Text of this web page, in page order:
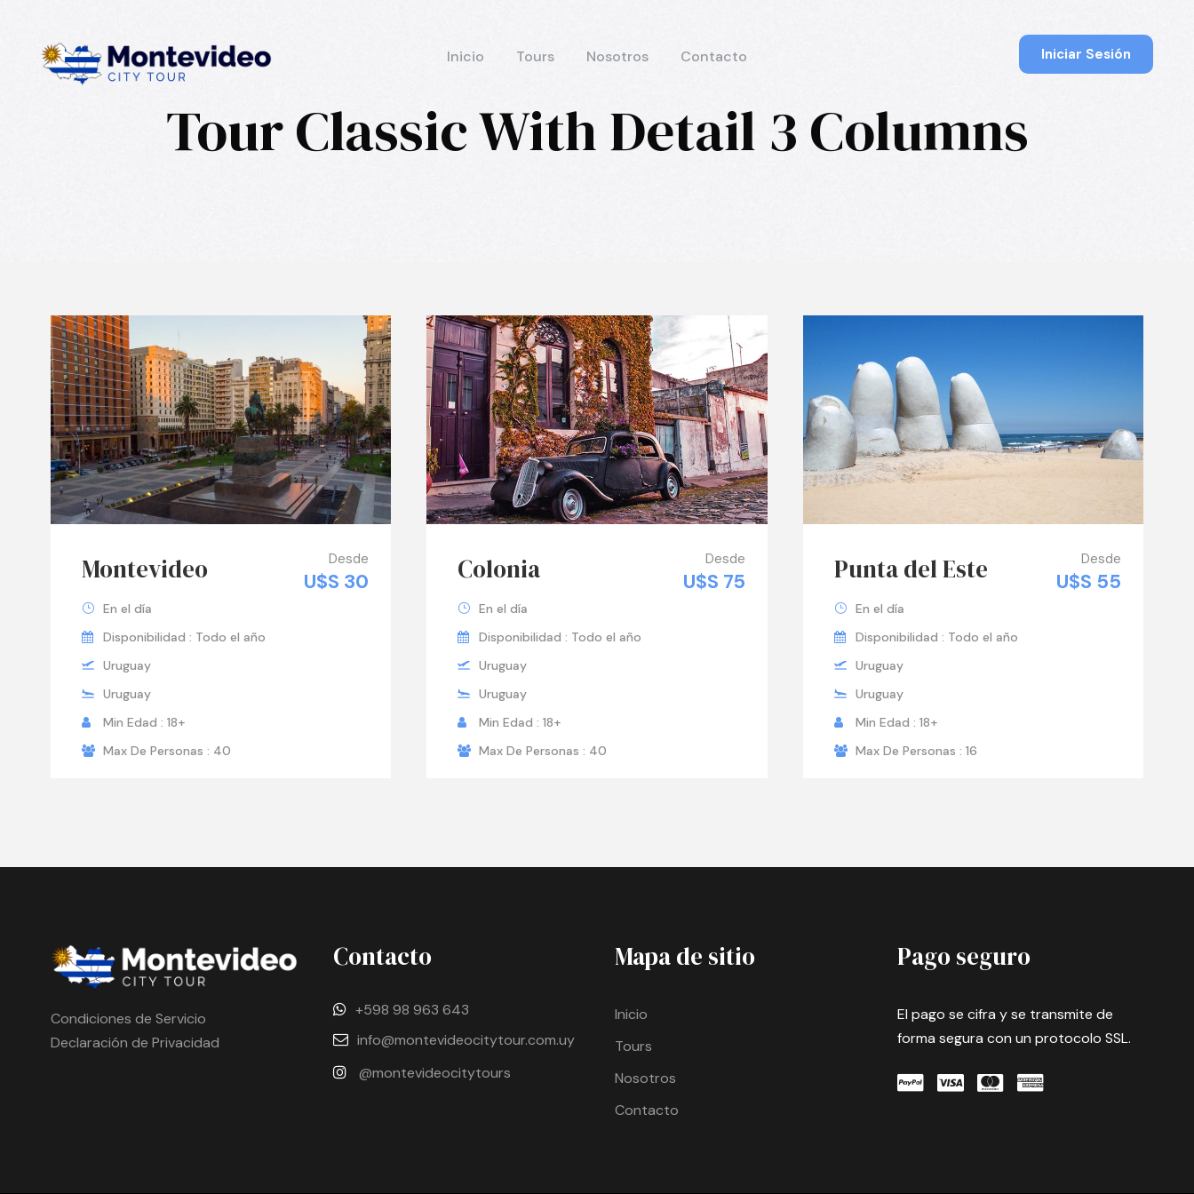
Inicio Tours Nosotros Contacto Iniciar Sesión
Tour Classic With Detail 3 Columns
Montevideo Desde
U$S 30
En el día
Disponibilidad : Todo el año
Uruguay
Uruguay
Min Edad : 18+
Max De Personas : 40
Colonia Desde
U$S 75
En el día
Disponibilidad : Todo el año
Uruguay
Uruguay
Min Edad : 18+
Max De Personas : 40
Punta del Este Desde
U$S 55
En el día
Disponibilidad : Todo el año
Uruguay
Uruguay
Min Edad : 18+
Max De Personas : 16
Condiciones de Servicio
Declaración de Privacidad
Contacto
+598 98 963 643
info@montevideocitytour.com.uy
@montevideocitytours
Mapa de sitio
Inicio
Tours
Nosotros
Contacto
Pago seguro
El pago se cifra y se transmite de
forma segura con un protocolo SSL.